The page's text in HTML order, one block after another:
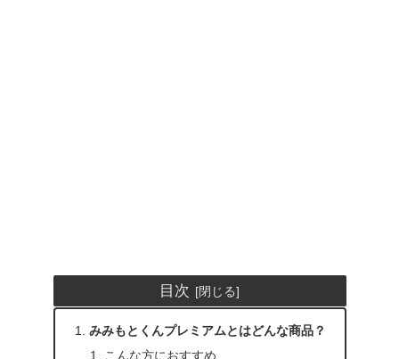
目次
みみもとくんプレミアムとはどんな商品？
こんな方におすすめ